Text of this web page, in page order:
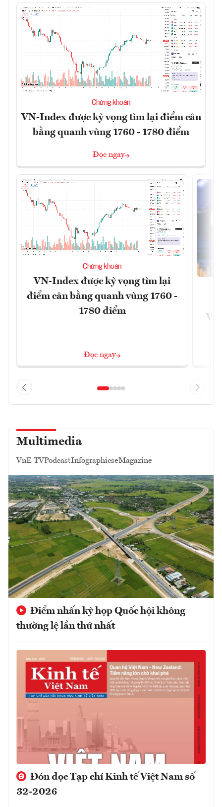
Chứng khoán
VN-Index được kỳ vọng tìm lại điểm cân
bằng quanh vùng 1760 - 1780 điểm
Đọc ngay
Chứng khoán
VN-Index được kỳ vọng tìm lại
điểm cân bằng quanh vùng 1760 -
1780 điểm
Đọc ngay
Multimedia
VnE TVPodcastInfographicseMagazine
Điểm nhấn kỳ họp Quốc hội không
thường lệ lần thứ nhất
Đón đọc Tạp chí Kinh tế Việt Nam số
32-2026